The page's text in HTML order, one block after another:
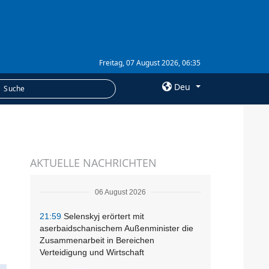
Freitag, 07 August 2026, 06:35
Deu
Abonnement
AKTUELLE NACHRICHTEN
06 August 2026
21:59 Selenskyj erörtert mit
aserbaidschanischem Außenminister die
Zusammenarbeit in Bereichen
Verteidigung und Wirtschaft